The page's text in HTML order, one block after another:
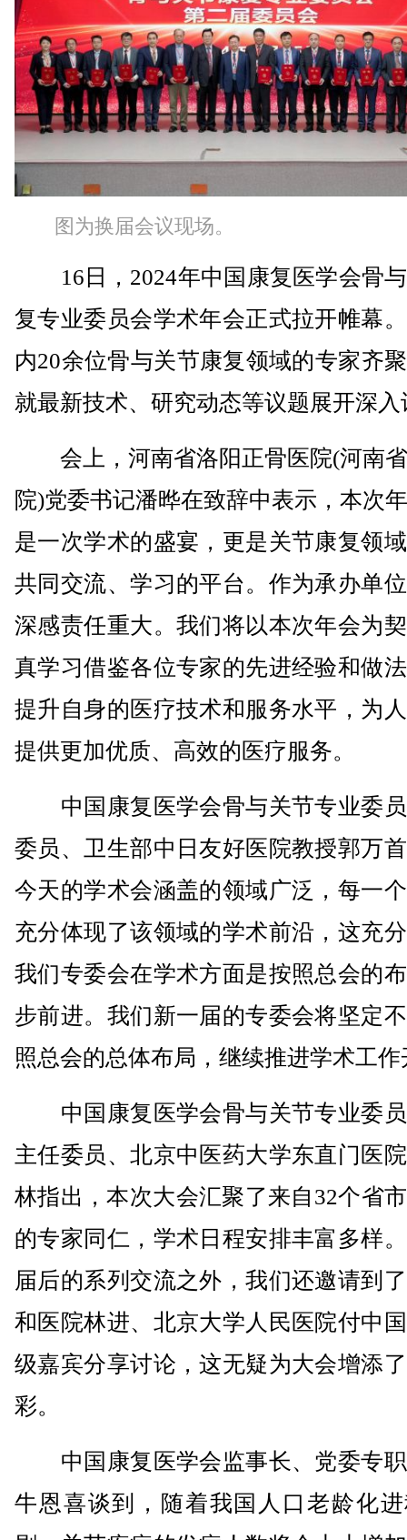
图为换届会议现场。
16日，2024年中国康复医学会骨
复专业委员会学术年会正式拉开帷幕
内20余位骨与关节康复领域的专家齐
就最新技术、研究动态等议题展开深入
会上，河南省洛阳正骨医院(河南
院)党委书记潘晔在致辞中表示，本次
是一次学术的盛宴，更是关节康复领
共同交流、学习的平台。作为承办单
深感责任重大。我们将以本次年会为
真学习借鉴各位专家的先进经验和做
提升自身的医疗技术和服务水平，为
提供更加优质、高效的医疗服务。
中国康复医学会骨与关节专业委
委员、卫生部中日友好医院教授郭万
今天的学术会涵盖的领域广泛，每一
充分体现了该领域的学术前沿，这充
我们专委会在学术方面是按照总会的
步前进。我们新一届的专委会将坚定
照总会的总体布局，继续推进学术工作
中国康复医学会骨与关节专业委
主任委员、北京中医药大学东直门医
林指出，本次大会汇聚了来自32个省
的专家同仁，学术日程安排丰富多样
届后的系列交流之外，我们还邀请到
和医院林进、北京大学人民医院付中
级嘉宾分享讨论，这无疑为大会增添
彩。
中国康复医学会监事长、党委专
牛恩喜谈到，随着我国人口老龄化